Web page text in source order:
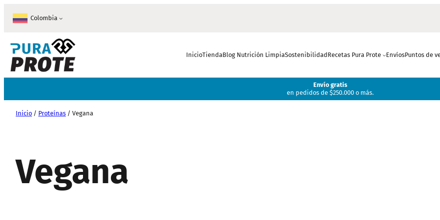
Colombia
InicioTiendaBlog Nutrición LimpiaSostenibilidadRecetas Pura Prote EnvíosPuntos de
Envío gratis
en pedidos de $250.000 o más.
Inicio / Proteínas / Vegana
Vegana